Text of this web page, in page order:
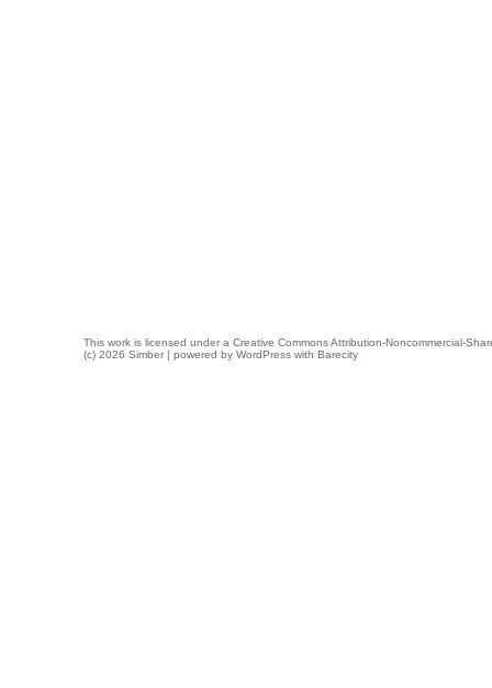
This work is licensed under a Creative Commons Attribution-Noncommercial-
(c) 2026 Simber | powered by WordPress with Barecity